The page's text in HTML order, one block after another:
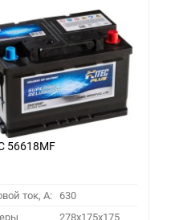
56618MF
ток, A: 630